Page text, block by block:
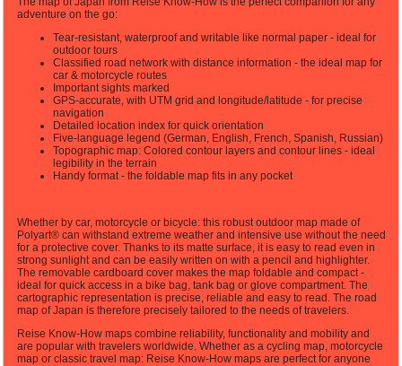
adventure on the go:
Tear-resistant, waterproof and writable like normal paper - ideal for
outdoor tours
Classified road network with distance information - the ideal map for
car & motorcycle routes
Important sights marked
GPS-accurate, with UTM grid and longitude/latitude - for precise
navigation
Detailed location index for quick orientation
Five-language legend (German, English, French, Spanish, Russian)
Topographic map: Colored contour layers and contour lines - ideal
legibility in the terrain
Handy format - the foldable map fits in any pocket
Whether by car, motorcycle or bicycle: this robust outdoor map made of
Polyart® can withstand extreme weather and intensive use without the need
for a protective cover. Thanks to its matte surface, it is easy to read even in
strong sunlight and can be easily written on with a pencil and highlighter.
The removable cardboard cover makes the map foldable and compact -
ideal for quick access in a bike bag, tank bag or glove compartment. The
cartographic representation is precise, reliable and easy to read. The road
map of Japan is therefore precisely tailored to the needs of travelers.
Reise Know-How maps combine reliability, functionality and mobility and
are popular with travelers worldwide. Whether as a cycling map, motorcycle
map or classic travel map: Reise Know-How maps are perfect for anyone